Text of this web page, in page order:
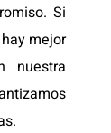
Si
mejor
nuestra